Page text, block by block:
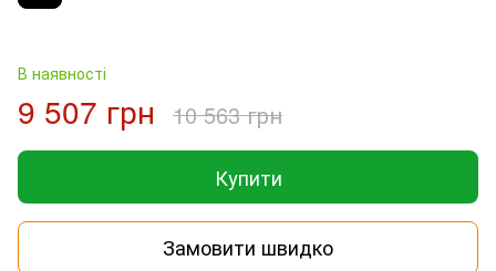
В наявності
9 507 грн 10 563 грн
Купити
Замовити швидко